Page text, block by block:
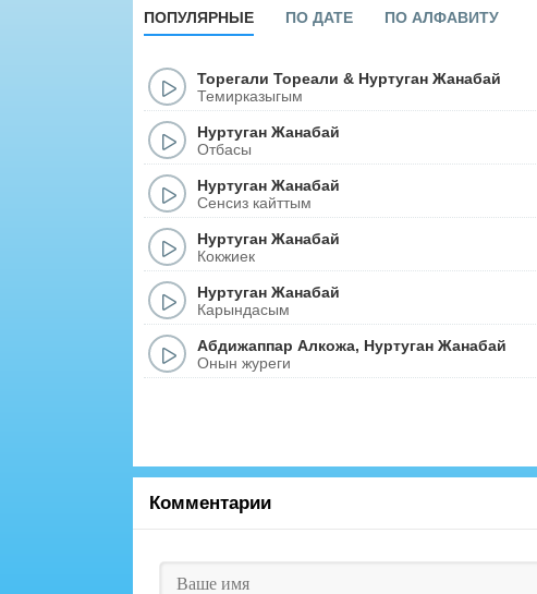
ПОПУЛЯРНЫЕ ПО ДАТЕ ПО АЛФАВИТУ
Торегали Тореали & Нуртуган Жанабай
Темирказыгым
Нуртуган Жанабай
Отбасы
Нуртуган Жанабай
Сенсиз кайттым
Нуртуган Жанабай
Кокжиек
Нуртуган Жанабай
Карындасым
Абдижаппар Алкожа, Нуртуган Жанабай
Онын журеги
Комментарии